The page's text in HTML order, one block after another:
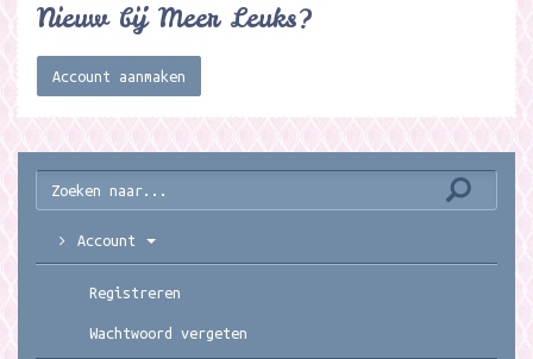
Nieuw bij Meer Leuks?
Account aanmaken
Account
Registreren
Wachtwoord vergeten